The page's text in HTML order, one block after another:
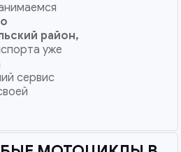
район,
уже
сервис